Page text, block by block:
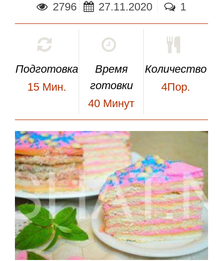
2796 27.11.2020 1
Подготовка
15 Мин.
Время
готовки
40 Минут
Количество
4Пор.